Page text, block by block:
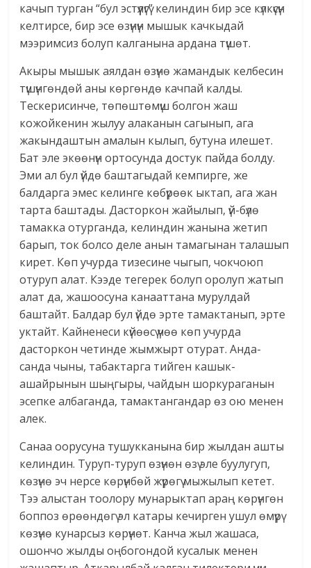
качып турган “бул эстүүлүгү” келиндин бир эсе күлкүсүн
келтирсе, бир эсе өзүнүн мышык качкыдай
мээримсиз болуп калганына ардана түшөт.
Акыры мышык аялдан өзүнө жамандык келбесин
түшүнгөндөй аны көргөндө качпай калды.
Тескерисинче, төпөштөмүш болгон жаш
кожойкенин жылуу алаканын сагынып, ага
жакындаштын амалын кылып, бутуна илешет.
Бат эле экөөнүн ортосунда достук пайда болду.
Эми ал бул үйдө баштагыдай кемпирге, же
балдарга эмес келинге көбүрөөк ыктап, ага жан
тарта баштады. Дасторкон жайылып, үй-бүлө
тамакка отурганда, келиндин жанына жетип
барып, ток болсо деле анын тамагынан талашып
кирет. Көп учурда тизесине чыгып, чокчоюп
отуруп алат. Кээде тегерек болуп оролуп жатып
алат да, жашоосуна канааттана мурулдай
баштайт. Балдар бул үйдө эрте тамактанып, эрте
уктайт. Кайненеси күйөөсү үчөө көп учурда
дасторкон четинде жымжырт отурат. Анда-
санда чыны, табактарга тийген кашык-
ашайрынын шыңгыры, чайдын шоркураганын
эсепке албаганда, тамактангандар өз ою менен
алек.
Санаа оорусуна тушукканына бир жылдан ашты
келиндин. Туруп-туруп өзүнөн өзү эле буулугуп,
көзүнө эч нерсе көрүнбөй жүрөгү мыжылып кетет.
Тээ алыстан тоолору мунарыктап араң көрүнгөн
боппоз өрөөндөгү эл катары кечирген ушул өмүрү
көзүнө кунарсыз көрүнөт. Канча жыл жашаса,
ошончо жылды оңбогондой кусалык менен